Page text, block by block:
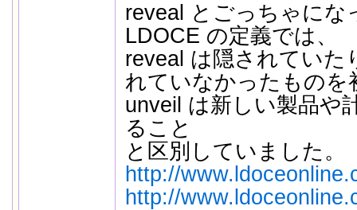
reveal とごっちゃにな
LDOCE の定義では、
reveal は隠されていた
れていなかったものを
unveil は新しい製品や
ること
と区別していました。
http://
http://